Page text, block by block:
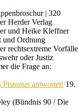
| 320
Herder Verlag
und Heike Kleffner
und Ordnung
rechtsextreme Vorfälle
oder Justiz
die Frage an:
Pistorius antwortet! 19.
(Bündnis 90 / Die